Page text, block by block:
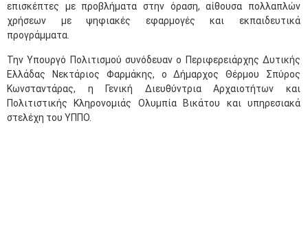
επισκέπτες με προβλήματα στην όραση, αίθουσα πολλαπλών
χρήσεων με ψηφιακές εφαρμογές και εκπαιδευτικά
προγράμματα.
Την Υπουργό Πολιτισμού συνόδευαν ο Περιφερειάρχης Δυτικής
Ελλάδας Νεκτάριος Φαρμάκης, ο Δήμαρχος Θέρμου Σπύρος
Κωνσταντάρας, η Γενική Διευθύντρια Αρχαιοτήτων και
Πολιτιστικής Κληρονομιάς Ολυμπία Βικάτου και υπηρεσιακά
στελέχη του ΥΠΠΟ.